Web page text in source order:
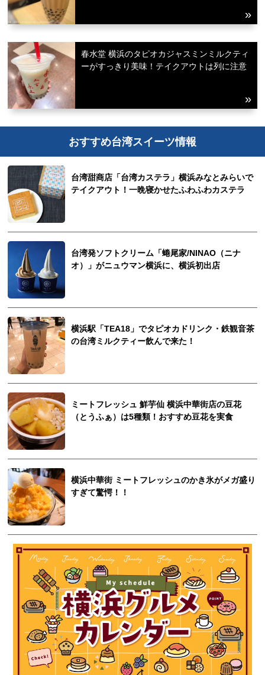
春水堂 横浜のタピオカジャスミンミルクティ
ーがすっきり美味！テイクアウトは列に注意
おすすめ台湾スイーツ情報
台湾甜商店「台湾カステラ」横浜みなとみらいで
テイクアウト！一晩寝かせたふわふわカステラ
台湾発ソフトクリーム「蜷尾家/NINAO（ニナ
オ）」がニュウマン横浜に、横浜初出店
横浜駅「TEA18」でタピオカドリンク・鉄観音茶
の台湾ミルクティー飲んで来た！
ミートフレッシュ 鮮芋仙 横浜中華街店の豆花
（とうふぁ）は5種類！おすすめ豆花を実食
横浜中華街 ミートフレッシュのかき氷がメガ盛り
すぎて驚愕！！